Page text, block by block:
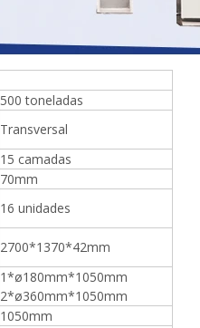
500 toneladas
Transversal
15 camadas
70mm
16 unidades
2700*1370*42mm
1*ø180mm*1050mm
2*ø360mm*1050mm
1050mm